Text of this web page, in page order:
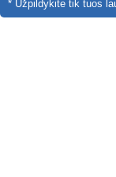
* Užpildykite tik tuos